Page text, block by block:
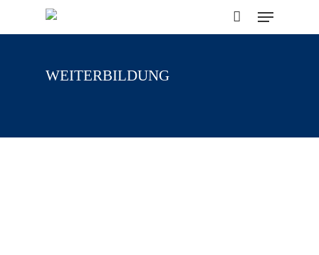
Menu
Cart
CLOSE
WEITERBILDUNG